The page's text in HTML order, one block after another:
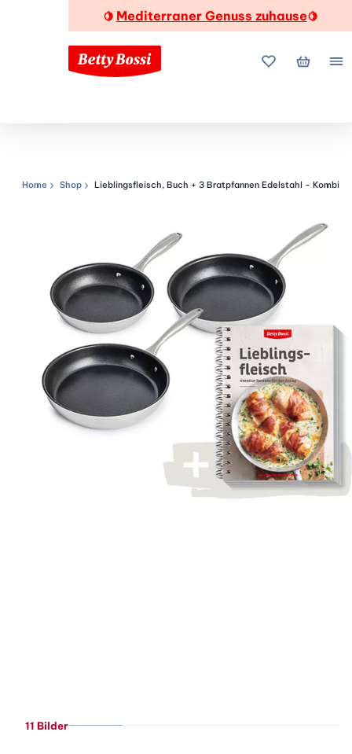
🍋 Mediterraner Genuss zuhause🍋
MeineMein
Navigationspfad
Home Shop Lieblingsfleisch, Buch + 3 Bratpfannen Edelstahl - Kombi
11 Bilder